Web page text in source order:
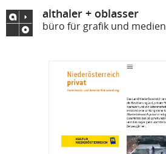
althaler + oblasser
büro für grafik und medien